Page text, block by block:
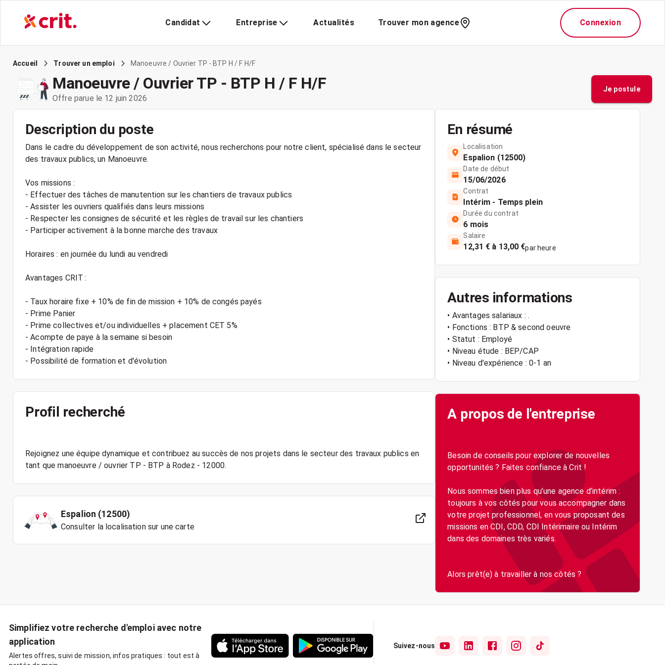
Candidat Entreprise Actualités Trouver mon agence Connexion
Accueil Trouver un emploi Manoeuvre / Ouvrier TP - BTP H / F H/F
Manoeuvre / Ouvrier TP - BTP H / F H/F
Offre parue le 12 juin 2026
Je postule
Description du poste
Dans le cadre du développement de son activité, nous recherchons pour notre client, spécialisé dans le secteur
des travaux publics, un Manoeuvre.
Vos missions :
- Effectuer des tâches de manutention sur les chantiers de travaux publics
- Assister les ouvriers qualifiés dans leurs missions
- Respecter les consignes de sécurité et les règles de travail sur les chantiers
- Participer activement à la bonne marche des travaux
Horaires : en journée du lundi au vendredi
Avantages CRIT :
- Taux horaire fixe + 10% de fin de mission + 10% de congés payés
- Prime Panier
- Prime collectives et/ou individuelles + placement CET 5%
- Acompte de paye à la semaine si besoin
- Intégration rapide
Profil recherché
Rejoignez une équipe dynamique et contribuez au succès de nos projets dans le secteur des travaux publics en
Espalion (12500)
Consulter la localisation sur une carte
En résumé
Localisation
Espalion (12500)
Date de début
15/06/2026
Contrat
Intérim - Temps plein
Durée du contrat
6 mois
Salaire
12,31 € à 13,00 €par heure
Autres informations
• Avantages salariaux : .
• Fonctions : BTP & second oeuvre
• Statut : Employé
• Niveau étude : BEP/CAP
• Niveau d'expérience : 0-1 an
A propos de l'entreprise
Besoin de conseils pour explorer de nouvelles
opportunités ? Faites confiance à Crit !
Nous sommes bien plus qu’une agence d’intérim :
toujours à vos côtés pour vous accompagner dans
votre projet professionnel, en vous proposant des
missions en CDI, CDD, CDI Intérimaire ou Intérim
dans des domaines très variés.
Simplifiez votre recherche d'emploi avec notre
application
Alertes offres, suivi de mission, infos pratiques : tout est à
Suivez-nous